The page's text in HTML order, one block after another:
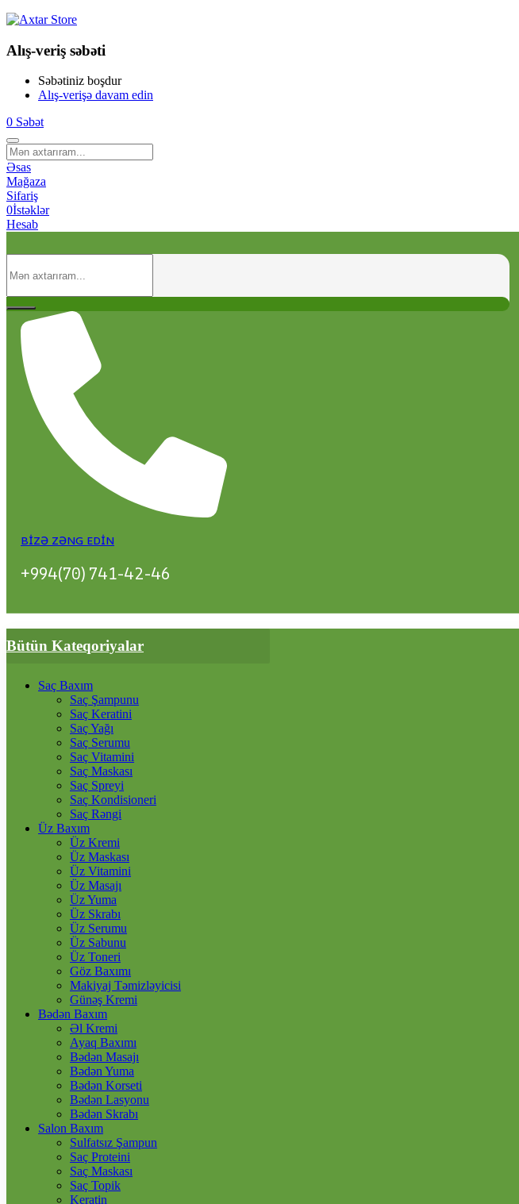
Alış-veriş səbəti
Səbətiniz boşdur
Alış-verişə davam edin
0 Səbət
Əsas
Mağaza
Sifariş
0İstəklər
Hesab
BIZƏ ZƏNG EDIN
+994(70) 741-42-46
Bütün Kateqoriyalar
Saç Baxım
Saç Şampunu
Saç Keratini
Saç Yağı
Saç Serumu
Saç Vitamini
Saç Maskası
Saç Spreyi
Saç Kondisioneri
Saç Rəngi
Üz Baxım
Üz Kremi
Üz Maskası
Üz Vitamini
Üz Masajı
Üz Yuma
Üz Skrabı
Üz Serumu
Üz Sabunu
Üz Toneri
Göz Baxımı
Makiyaj Təmizləyicisi
Günəş Kremi
Bədən Baxım
Əl Kremi
Ayaq Baxımı
Bədən Masajı
Bədən Yuma
Bədən Korseti
Bədən Lasyonu
Bədən Skrabı
Salon Baxım
Sulfatsız Şampun
Saç Proteini
Saç Maskası
Saç Topik
Keratin